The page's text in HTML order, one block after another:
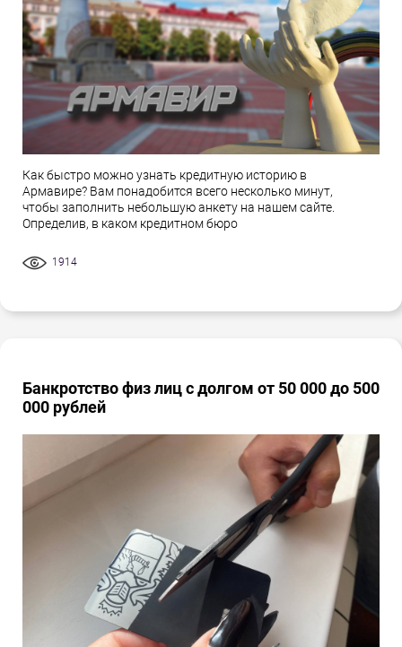
Как быстро можно узнать кредитную историю в
Армавире? Вам понадобится всего несколько минут,
чтобы заполнить небольшую анкету на нашем сайте.
Определив, в каком кредитном бюро
1914
Банкротство физ лиц с долгом от 50 000 до 500
000 рублей